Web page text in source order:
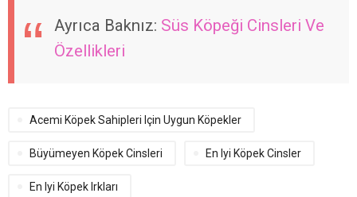
Ayrıca Baknız: Süs Köpeği Cinsleri Ve
Özellikleri
Acemi Köpek Sahipleri Için Uygun Köpekler
Büyümeyen Köpek Cinsleri En Iyi Köpek Cinsler
En Iyi Köpek Irkları